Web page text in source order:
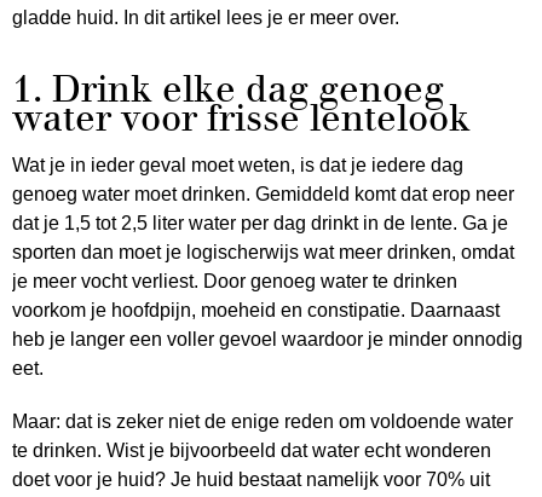
gladde huid. In dit artikel lees je er meer over.
1. Drink elke dag genoeg
water voor frisse lentelook
Wat je in ieder geval moet weten, is dat je iedere dag
genoeg water moet drinken. Gemiddeld komt dat erop neer
dat je 1,5 tot 2,5 liter water per dag drinkt in de lente. Ga je
sporten dan moet je logischerwijs wat meer drinken, omdat
je meer vocht verliest. Door genoeg water te drinken
voorkom je hoofdpijn, moeheid en constipatie. Daarnaast
heb je langer een voller gevoel waardoor je minder onnodig
eet.
Maar: dat is zeker niet de enige reden om voldoende water
te drinken. Wist je bijvoorbeeld dat water echt wonderen
doet voor je huid? Je huid bestaat namelijk voor 70% uit